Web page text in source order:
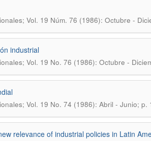
Vol. 19 Núm. 76 (1986): Octubre -
industrial
Vol. 19 No. 76 (1986): Octubre -
Vol. 19 No. 74 (1986): Abril - Junio; p.
relevance of industrial policies in Latin